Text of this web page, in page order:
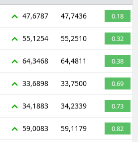
Isparta
Mersin
İzmir
Kars
Kastamonu
Kayseri
47,6787 47,7436 0.18
55,1254 55,2510 0.32
64,3468 64,4811 0.38
33,6898 33,7500 0.69
34,1883 34,2339 0.73
59,0083 59,1179 0.82